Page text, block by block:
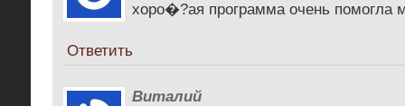
хоро�?ая программа очень помогла
Ответить
Виталий